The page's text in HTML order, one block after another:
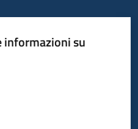
informazioni su